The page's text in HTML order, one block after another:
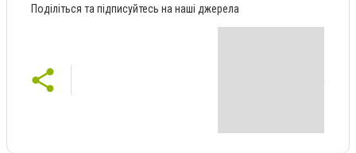
Поділіться та підписуйтесь на наші джерела